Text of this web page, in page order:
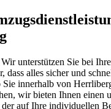
Wir unterstützen Sie bei
dass alles sicher und
Sie innerhalb von
wir bieten Ihnen einen
auf Ihre individuellen